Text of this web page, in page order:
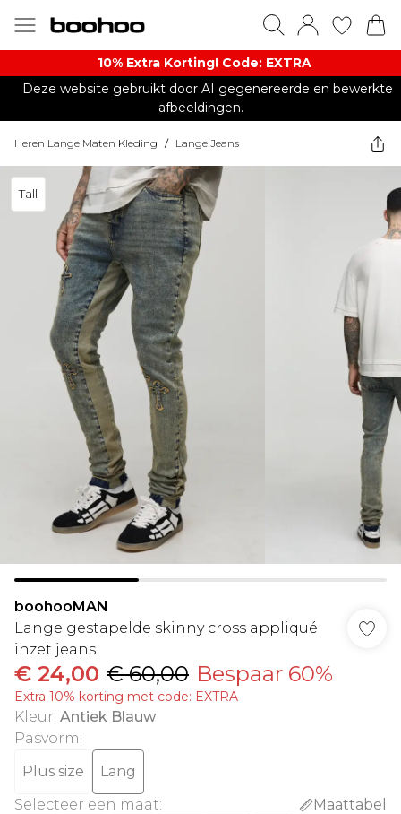
10% Extra Korting! Code: EXTRA​
Deze website gebruikt door AI gegenereerde en bewerkte
afbeeldingen.
Heren Lange Maten Kleding / Lange Jeans
Tall
boohooMAN
Lange gestapelde skinny cross appliqué
inzet jeans
€ 24,00 € 60,00 Bespaar 60%
Extra 10% korting met code: EXTRA
Kleur: Antiek Blauw
Pasvorm:
Plus size
Lang
Selecteer een maat:
Maattabel